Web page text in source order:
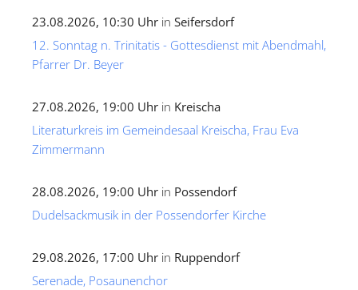
23.08.2026, 10:30 Uhr in Seifersdorf
12. Sonntag n. Trinitatis - Gottesdienst mit Abendmahl,
Pfarrer Dr. Beyer
27.08.2026, 19:00 Uhr in Kreischa
Literaturkreis im Gemeindesaal Kreischa, Frau Eva
Zimmermann
28.08.2026, 19:00 Uhr in Possendorf
Dudelsackmusik in der Possendorfer Kirche
29.08.2026, 17:00 Uhr in Ruppendorf
Serenade, Posaunenchor